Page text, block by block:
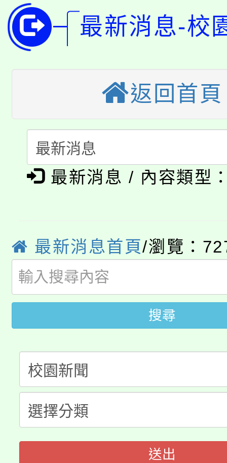
徵才活動。
YOUNG桃局內行報名
局官網。
8月14至27日，桃園電
開!
田徑場及游泳池舉行。
桃園市低收入戶享有免
視費優惠，中低收入戶
半價優惠，詳情可洽有
者。
份教師增能研習
大溪自造教育及科技中
份教師研習
淨零綠生活教案入校路
公告本校115學年度第
告(尚有缺額)
場熱烈登場!
8/21下午1時於龍潭區
徵才活動。
YOUNG桃局內行報名
局官網。
8月14至27日，桃園電
115年桃園市運動會8/
視費優惠，中低收入戶
半價優惠，詳情可洽有
者。
大園自造教育及科技中
份教師增能研習
大溪自造教育及科技中
份教師研習
淨零綠生活教案入校路
會
最新消息-校
返回首頁
最新消息 / 內容類型
最新消息首頁/瀏覽：
搜尋
送出